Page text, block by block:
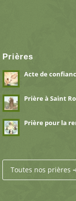
Prières
Acte de
Prière à Saint
Prière pour la
Toutes nos prières